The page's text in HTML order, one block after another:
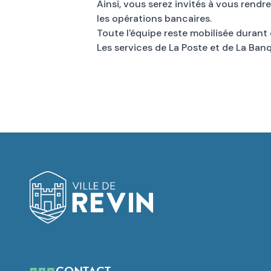
Ainsi, vous serez invités à vous
les opérations bancaires.
Toute l'équipe reste mobilisée
Les services de La Poste et de La